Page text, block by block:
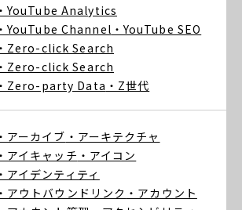
・YouTube Analytics
・YouTube Channel ・YouTube SEO
・Zero-click Search
・Zero-click Search
・Zero-party Data ・Z世代
・アーカイブ ・アーキテクチャ
・アイキャッチ ・アイコン
・アイデンティティ
・アウトバウンドリンク ・アカウント